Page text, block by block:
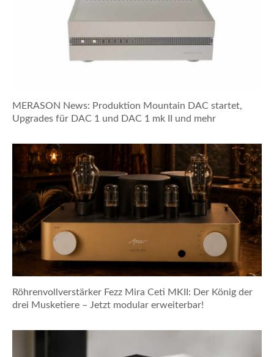
MERASON News: Produktion Mountain DAC startet,
Upgrades für DAC 1 und DAC 1 mk II und mehr
Röhrenvollverstärker Fezz Mira Ceti MKII: Der König der
drei Musketiere – Jetzt modular erweiterbar!